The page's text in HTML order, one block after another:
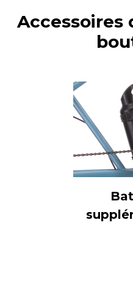
Accessoires